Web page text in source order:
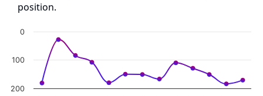
position.
0
100
200